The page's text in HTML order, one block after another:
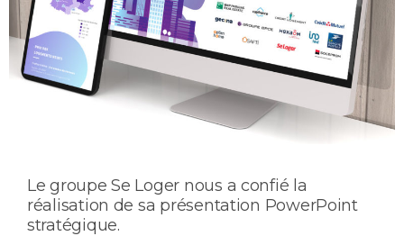
Le groupe Se Loger nous a confié la
réalisation de sa présentation PowerPoint
stratégique.